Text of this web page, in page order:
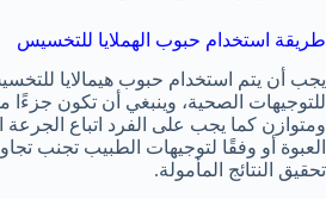
طريقة استخدام حبوب الهملايا للتخسيس
يجب أن يتم استخدام حبوب هيمالايا
للتوجيهات الصحية، وينبغي أن تكون
ومتوازن كما يجب على الفرد اتباع الجرعة
العبوة أو وفقًا لتوجيهات الطبيب تجنب
تحقيق النتائج المأمولة.